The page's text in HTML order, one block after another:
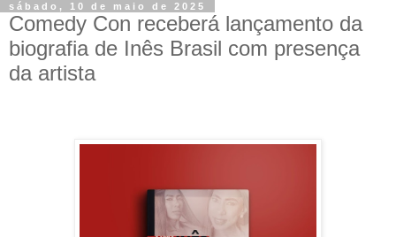
sábado, 10 de maio de 2025
Comedy Con receberá lançamento da
biografia de Inês Brasil com presença
da artista